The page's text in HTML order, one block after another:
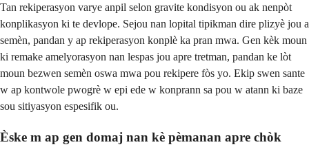
Tan rekiperasyon varye anpil selon gravite kondisyon ou ak nenpòt
konplikasyon ki te devlope. Sejou nan lopital tipikman dire plizyè jou a
semèn, pandan y ap rekiperasyon konplè ka pran mwa. Gen kèk moun
ki remake amelyorasyon nan lespas jou apre tretman, pandan ke lòt
moun bezwen semèn oswa mwa pou rekipere fòs yo. Ekip swen sante
w ap kontwole pwogrè w epi ede w konprann sa pou w atann ki baze
sou sitiyasyon espesifik ou.
Èske m ap gen domaj nan kè pèmanan apre chòk